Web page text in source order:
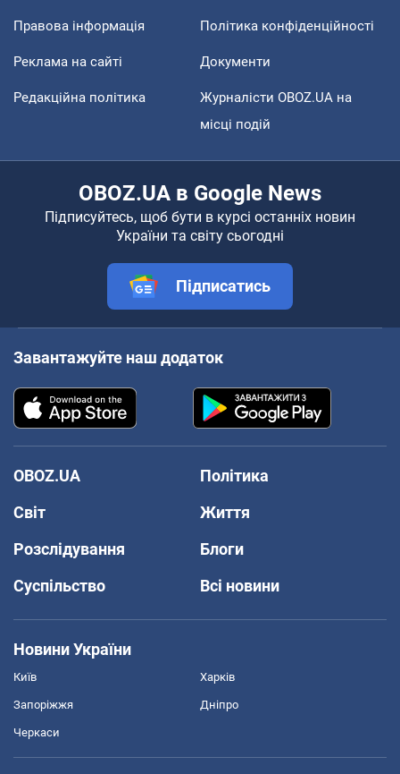
Правова інформація Політика конфіденційності
Реклама на сайті Документи
Редакційна політика
Журналісти OBOZ.UA на
місці подій
OBOZ.UA в Google News
Підписуйтесь, щоб бути в курсі останніх новин
України та світу сьогодні
Підписатись
Завантажуйте наш додаток
OBOZ.UA
Політика
Світ
Життя
Розслідування
Блоги
Суспільство
Всі новини
Новини України
Київ Харків
Запоріжжя Дніпро
Черкаси